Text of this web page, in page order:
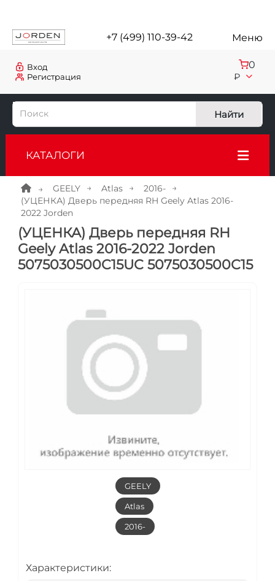
+7 (499) 110-39-42 Меню
Регистрация
Вход 0
₽
Найти
КАТАЛОГИ
GEELY Atlas
2016-
(УЦЕНКА) Дверь передняя RH Geely Atlas 2016-
2022 Jorden
(УЦЕНКА) Дверь передняя RH
Geely Atlas 2016-2022 Jorden
5075030500C15UC 5075030500C15
GEELY
Atlas
2016-
Характеристики: